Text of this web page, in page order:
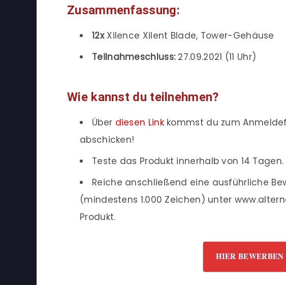
Zusammenfassung:
12xXilence Xilent Blade, Tower-Gehäuse
Teilnahmeschluss:27.09.2021 (11 Uhr)
Wie kannst du teilnehmen?
Über diesen Linkkommst du zum
abschicken!
Teste das Produkt innerhalb von 14 Tagen.
Reiche anschließend eine ausführliche
(mindestens 1.000 Zeichen) unter
Produkt.
HIER BEWERBEN